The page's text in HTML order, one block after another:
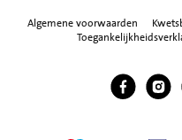
Algemene voorwaarden
Volg ons
Jumbo